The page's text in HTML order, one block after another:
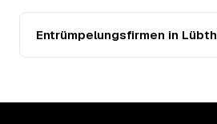
Seit 2021 verlief die
steigend (+22 %), mit dem
Entrümpelungsfirmen in